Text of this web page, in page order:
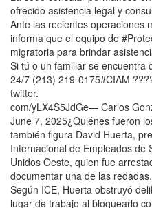
ofrecido asistencia legal y
Ante las recientes operaciones
informa que el equipo de
migratoria para brindar
Si tú o un familiar se encuentra
24/7 (213) 219-0175#CIAM
twitter.
com/yLX4S5JdGe— Carlos
June 7, 2025¿Quiénes fueron
también figura David Huerta,
Internacional de Empleados de
Unidos Oeste, quien fue
documentar una de las redadas.
Según ICE, Huerta obstruyó
lugar de trabajo al bloquearlo